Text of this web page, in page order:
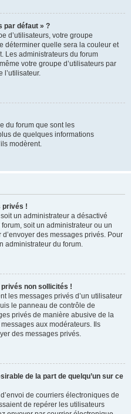
par défaut » ?
d’utilisateurs, votre groupe
déterminer quelle sera la couleur et
Les administrateurs du forum
votre groupe d’utilisateurs par
l’utilisateur.
du forum que sont les
de quelques informations
modèrent.
privés !
un administrateur a désactivé
soit un administrateur ou un
des messages privés. Pour
administrateur du forum.
non sollicités !
les messages privés d’un utilisateur
le panneau de contrôle de
privés de manière abusive de la
aux modérateurs. Ils
des messages privés.
de la part de quelqu’un sur ce
de courriers électroniques de
de repérer les utilisateurs